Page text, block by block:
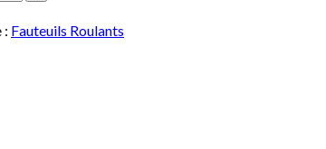
: Fauteuils Roulants